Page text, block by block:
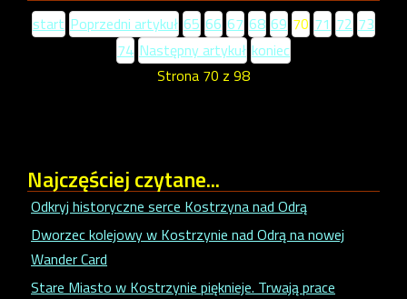
start Poprzedni artykuł 65 66 67 68 69 70 71 72 73
74 Następny artykuł koniec
Strona 70 z 98
Najczęściejczytane...
Odkryj historyczne serce Kostrzyna nad Odrą
Dworzec kolejowy w Kostrzynie nad Odrą na nowej
Wander Card
Stare Miasto w Kostrzynie pięknieje. Trwają prace